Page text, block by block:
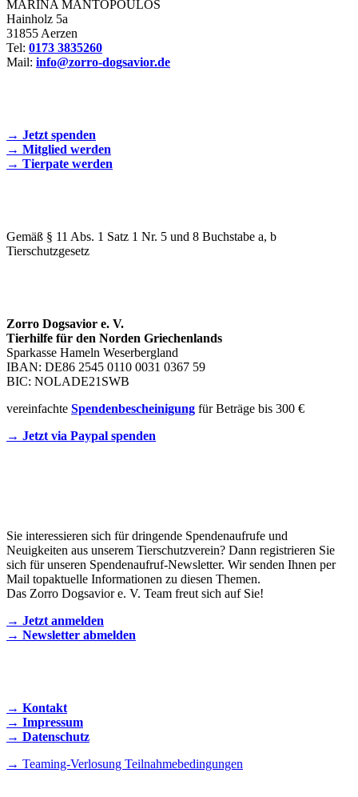
MARINA MANTOPOULOS
Hainholz 5a
31855 Aerzen
Tel: 0173 3835260
Mail: info@zorro-dogsavior.de
→ Jetzt spenden
→ Mitglied werden
→ Tierpate werden
Gemäß § 11 Abs. 1 Satz 1 Nr. 5 und 8 Buchstabe a, b
Tierschutzgesetz
Zorro Dogsavior e. V.
Tierhilfe für den Norden Griechenlands
Sparkasse Hameln Weserbergland
IBAN: DE86 2545 0110 0031 0367 59
BIC: NOLADE21SWB
vereinfachte Spendenbescheinigung für Beträge bis 300 €
→ Jetzt via Paypal spenden
Sie interessieren sich für dringende Spendenaufrufe und
Neuigkeiten aus unserem Tierschutzverein? Dann registrieren Sie
sich für unseren Spendenaufruf-Newsletter. Wir senden Ihnen per
Mail topaktuelle Informationen zu diesen Themen.
Das Zorro Dogsavior e. V. Team freut sich auf Sie!
→ Jetzt anmelden
→ Newsletter abmelden
→ Kontakt
→ Impressum
→ Datenschutz
→ Teaming-Verlosung Teilnahmebedingungen